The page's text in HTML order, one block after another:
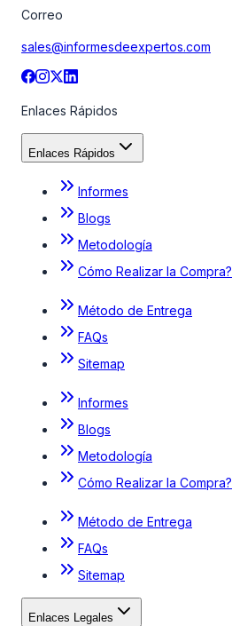
Correo
sales@informesdeexpertos.com
Enlaces Rápidos
Enlaces Rápidos
Informes
Blogs
Metodología
Cómo Realizar la Compra?
Método de Entrega
FAQs
Sitemap
Informes
Blogs
Metodología
Cómo Realizar la Compra?
Método de Entrega
FAQs
Sitemap
Enlaces Legales